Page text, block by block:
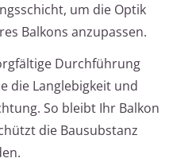
um die Optik
Balkons anzupassen.
Durchführung
die Langlebigkeit und
So bleibt Ihr Balkon
die Bausubstanz